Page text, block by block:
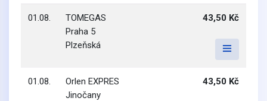
01.08.
TOMEGAS
Praha 5
Plzeňská
43,50 Kč
01.08.
Orlen EXPRES
Jinočany
43,50 Kč